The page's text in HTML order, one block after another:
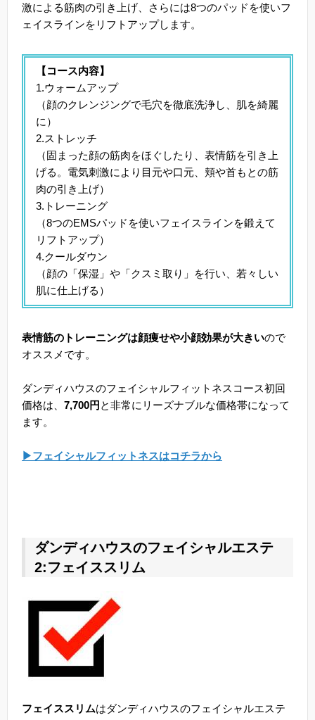
激による筋肉の引き上げ、さらには8つのパッドを使いフ
ェイスラインをリフトアップします。
【コース内容】
1.ウォームアップ
（顔のクレンジングで毛穴を徹底洗浄し、肌を綺麗
に）
2.ストレッチ
（固まった顔の筋肉をほぐしたり、表情筋を引き上
げる。電気刺激により目元や口元、頬や首もとの筋
肉の引き上げ）
3.トレーニング
（8つのEMSパッドを使いフェイスラインを鍛えて
リフトアップ）
4.クールダウン
（顔の「保湿」や「クスミ取り」を行い、若々しい
肌に仕上げる）
表情筋のトレーニングは顔痩せや小顔効果が大きいので
オススメです。
ダンディハウスのフェイシャルフィットネスコース初回
価格は、 7,700円 と非常にリーズナブルな価格帯になって
ます。
▶フェイシャルフィットネスはコチラから
ダンディハウスのフェイシャルエステ
2:フェイススリム
フェイススリムはダンディハウスのフェイシャルエステ